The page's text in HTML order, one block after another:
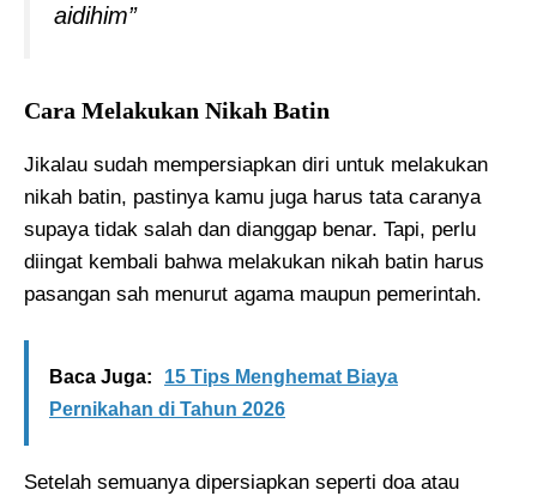
aidihim”
Cara Melakukan Nikah Batin
Jikalau sudah mempersiapkan diri untuk melakukan
nikah batin, pastinya kamu juga harus tata caranya
supaya tidak salah dan dianggap benar. Tapi, perlu
diingat kembali bahwa melakukan nikah batin harus
pasangan sah menurut agama maupun pemerintah.
Baca Juga:
15 Tips Menghemat Biaya
Pernikahan di Tahun 2026
Setelah semuanya dipersiapkan seperti doa atau